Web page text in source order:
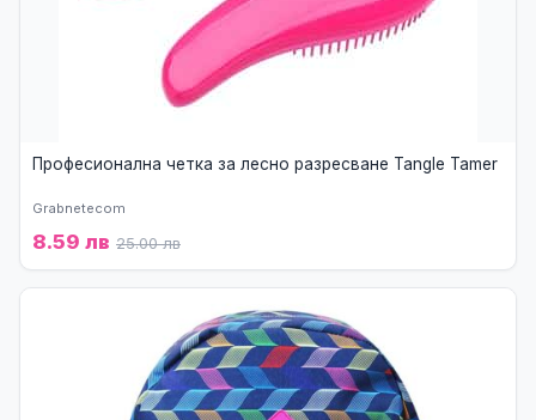
Професионална четка за лесно разресване Tangle Tamer
Grabnetecom
8.59 лв 25.00 лв